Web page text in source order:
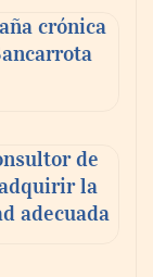
una
el
crónica
de
la
adecuada